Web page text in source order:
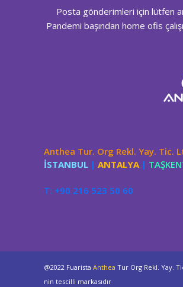
Posta gönderimleri için lütfen
Pandemi başından home ofis
Anthea Tur. Org Rekl. Yay. Tic.
İSTANBUL | ANTALYA |
T: +90 216 523 50 60
@2022 Fuarista Anthea Tur Org Rekl. Yay.
nin tescilli markasıdır